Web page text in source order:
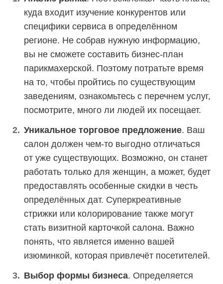
куда входит изучение конкурентов или
специфики сервиса в определённом
регионе. Не собрав нужную информацию,
вы не сможете составить бизнес-план
парикмахерской. Поэтому потратьте время
на то, чтобы пройтись по существующим
заведениям, ознакомьтесь с перечнем услуг,
посмотрите, много ли людей их посещает.
Уникальное торговое предложение. Ваш
салон должен чем-то выгодно отличаться
от уже существующих. Возможно, он станет
работать только для женщин, а может, будет
предоставлять особенные скидки в честь
определённых дат. Суперкреативные
стрижки или колорирование также могут
стать визитной карточкой салона. Важно
понять, что является именно вашей
изюминкой, которая привлечёт посетителей.
Выбор формы бизнеса. Определяется